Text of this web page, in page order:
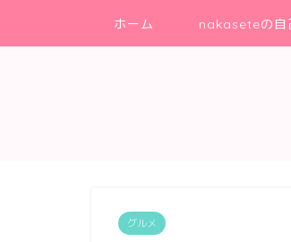
ホーム nakaseteの自
グルメ